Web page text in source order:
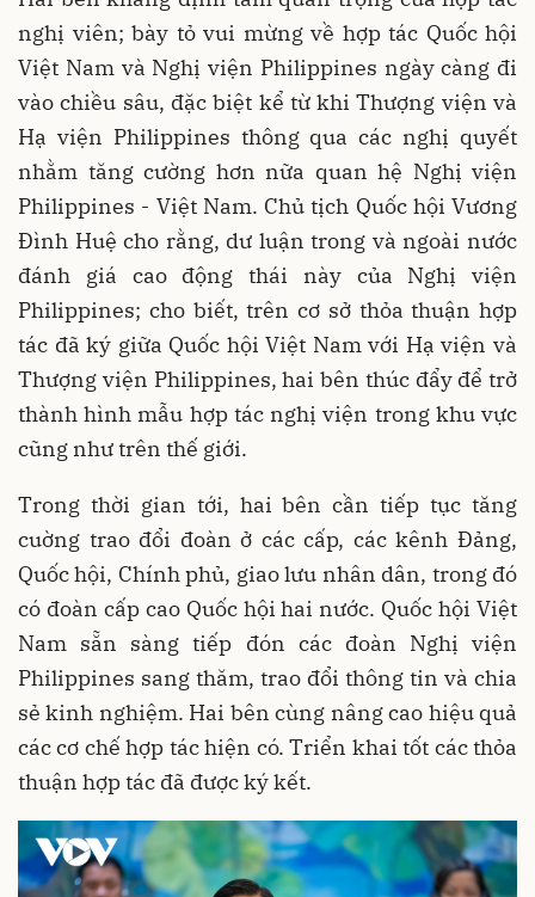
nghị viên; bày tỏ vui mừng về hợp tác Quốc hội
Việt Nam và Nghị viện Philippines ngày càng đi
vào chiều sâu, đặc biệt kể từ khi Thượng viện và
Hạ viện Philippines thông qua các nghị quyết
nhằm tăng cường hơn nữa quan hệ Nghị viện
Philippines - Việt Nam. Chủ tịch Quốc hội Vương
Đình Huệ cho rằng, dư luận trong và ngoài nước
đánh giá cao động thái này của Nghị viện
Philippines; cho biết, trên cơ sở thỏa thuận hợp
tác đã ký giữa Quốc hội Việt Nam với Hạ viện và
Thượng viện Philippines, hai bên thúc đẩy để trở
thành hình mẫu hợp tác nghị viện trong khu vực
cũng như trên thế giới.
Trong thời gian tới, hai bên cần tiếp tục tăng
cuờng trao đổi đoàn ở các cấp, các kênh Đảng,
Quốc hội, Chính phủ, giao lưu nhân dân, trong đó
có đoàn cấp cao Quốc hội hai nước. Quốc hội Việt
Nam sẵn sàng tiếp đón các đoàn Nghị viện
Philippines sang thăm, trao đổi thông tin và chia
sẻ kinh nghiệm. Hai bên cùng nâng cao hiệu quả
các cơ chế hợp tác hiện có. Triển khai tốt các thỏa
thuận hợp tác đã được ký kết.